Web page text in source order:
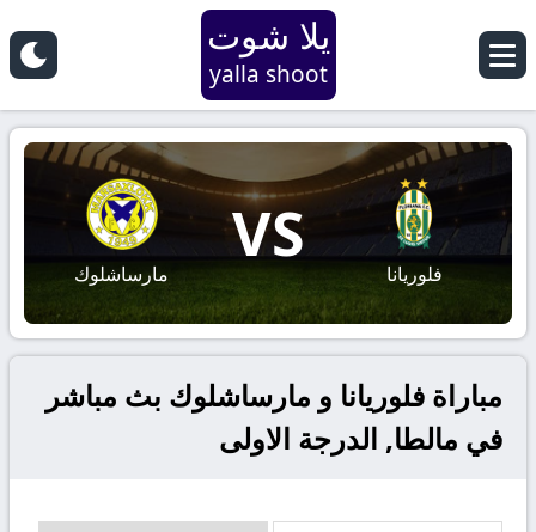
يلا شوت
yalla shoot
فلوريانا
VS
مارساشلوك
مباراة فلوريانا و مارساشلوك بث مباشر
في مالطا, الدرجة الاولى